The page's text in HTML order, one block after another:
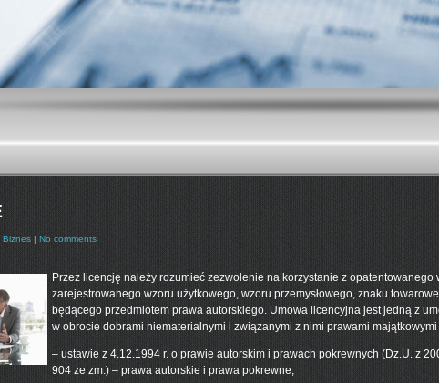
Biznes | No comments
Przez licencję należy rozumieć zezwolenie na korzystanie z opatentowanego
zarejestrowanego wzoru użytkowego, wzoru przemysłowego, znaku
będącego przedmiotem prawa autorskiego. Umowa licencyjna jest jedną z
w obrocie dobrami niematerialnymi i związanymi z nimi prawami
– ustawie z 4.12.1994 r. o prawie autorskim i prawach pokrewnych (Dz.U. z
904 ze zm.) – prawa autorskie i prawa pokrewne,